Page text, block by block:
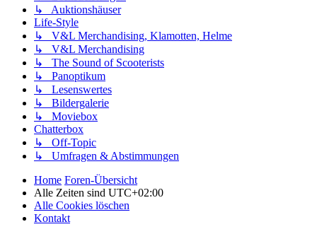
↳ Auktionshäuser
Life-Style
↳ V&L Merchandising, Klamotten, Helme
↳ V&L Merchandising
↳ The Sound of Scooterists
↳ Panoptikum
↳ Lesenswertes
↳ Bildergalerie
↳ Moviebox
Chatterbox
↳ Off-Topic
↳ Umfragen & Abstimmungen
Home Foren-Übersicht
Alle Zeiten sind UTC+02:00
Alle Cookies löschen
Kontakt